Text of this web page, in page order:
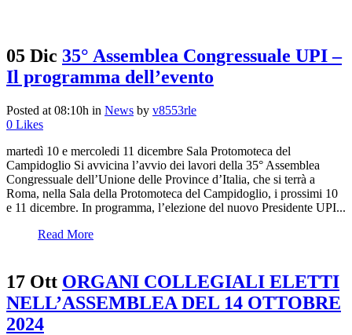
05 Dic 35° Assemblea Congressuale UPI –
Il programma dell’evento
Posted at 08:10h in News by v8553rle
0 Likes
martedì 10 e mercoledi 11 dicembre Sala Protomoteca del
Campidoglio Si avvicina l’avvio dei lavori della 35° Assemblea
Congressuale dell’Unione delle Province d’Italia, che si terrà a
Roma, nella Sala della Protomoteca del Campidoglio, i prossimi 10
e 11 dicembre. In programma, l’elezione del nuovo Presidente UPI...
Read More
17 Ott ORGANI COLLEGIALI ELETTI
NELL’ASSEMBLEA DEL 14 OTTOBRE
2024